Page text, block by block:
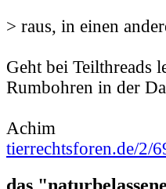
> raus, in einen
Geht bei Teilthreads
Rumbohren in der
Achim
tierrechtsforen.de/2/
das